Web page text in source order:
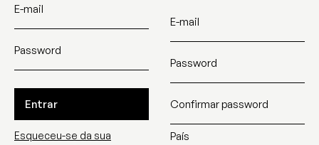
E-mail
Password
Entrar
Esqueceu-se da sua
E-mail
Password
Confirmar password
País